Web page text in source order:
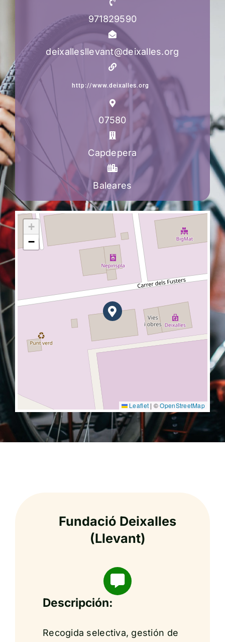
971829590
deixallesllevant@deixalles.org
http://www.deixalles.org
07580
Capdepera
Baleares
+
−
Leaflet | ©OpenStreetMap
Fundació Deixalles
(Llevant)
Descripción:
Recogida selectiva, gestión de